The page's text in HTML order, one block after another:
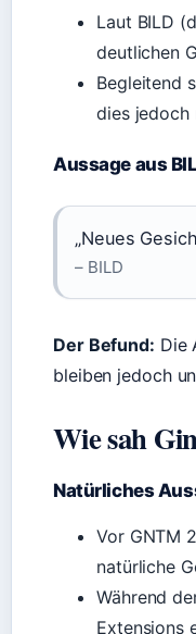
Laut BILD
deutlichen
Begleitend
dies jedoch
Aussage aus
„Neues
– BILD
Der Befund: Die
bleiben jedoch
Wie sah
Natürliches
Vor GNTM
natürliche
Während
Extensions